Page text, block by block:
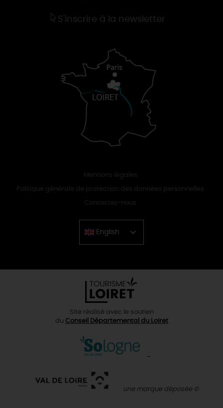
S'inscrire à la newsletter
Mentions légales
Politique générale de protection des données personnelles
Contactez-nous
English
Chinese
Site réalisé avec le soutien
du Conseil Départemental du Loiret
une marque déposée ©